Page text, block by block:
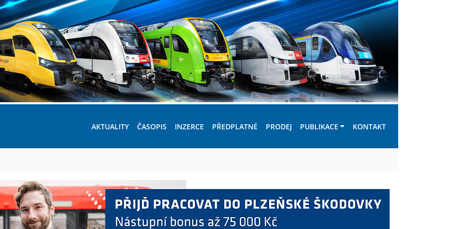
AKTUALITY ČASOPIS INZERCE PŘEDPLATNÉ PRODEJ PUBLIKACE KONTAKT